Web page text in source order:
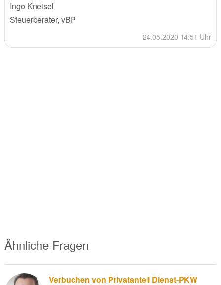
Ingo Kneisel
Steuerberater, vBP
24.05.2020 14:51 Uhr
Ähnliche Fragen
Verbuchen von Privatanteil Dienst-PKW